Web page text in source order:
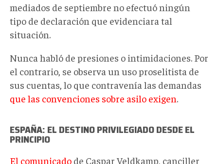
mediados de septiembre no efectuó ningún
tipo de declaración que evidenciara tal
situación.
Nunca habló de presiones o intimidaciones. Por
el contrario, se observa un uso proselitista de
sus cuentas, lo que contravenía las demandas
que las convenciones sobre asilo exigen.
ESPAÑA: EL DESTINO PRIVILEGIADO DESDE EL
PRINCIPIO
El comunicado de Caspar Veldkamp, canciller